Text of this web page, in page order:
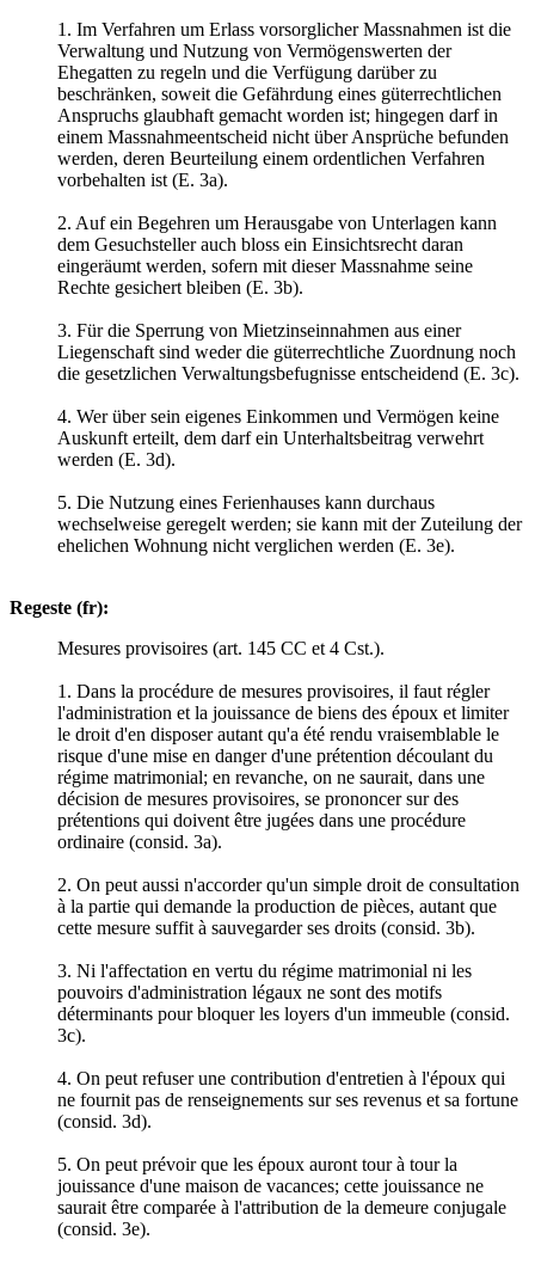
1. Im Verfahren um Erlass vorsorglicher Massnahmen ist die
Verwaltung und Nutzung von Vermögenswerten der
Ehegatten zu regeln und die Verfügung darüber zu
beschränken, soweit die Gefährdung eines güterrechtlichen
Anspruchs glaubhaft gemacht worden ist; hingegen darf in
einem Massnahmeentscheid nicht über Ansprüche befunden
werden, deren Beurteilung einem ordentlichen Verfahren
vorbehalten ist (E. 3a).
2. Auf ein Begehren um Herausgabe von Unterlagen kann
dem Gesuchsteller auch bloss ein Einsichtsrecht daran
eingeräumt werden, sofern mit dieser Massnahme seine
Rechte gesichert bleiben (E. 3b).
3. Für die Sperrung von Mietzinseinnahmen aus einer
Liegenschaft sind weder die güterrechtliche Zuordnung noch
die gesetzlichen Verwaltungsbefugnisse entscheidend (E. 3c).
4. Wer über sein eigenes Einkommen und Vermögen keine
Auskunft erteilt, dem darf ein Unterhaltsbeitrag verwehrt
werden (E. 3d).
5. Die Nutzung eines Ferienhauses kann durchaus
wechselweise geregelt werden; sie kann mit der Zuteilung der
ehelichen Wohnung nicht verglichen werden (E. 3e).
Regeste (fr):
Mesures provisoires (art. 145 CC et 4 Cst.).
1. Dans la procédure de mesures provisoires, il faut régler
l'administration et la jouissance de biens des époux et limiter
le droit d'en disposer autant qu'a été rendu vraisemblable le
risque d'une mise en danger d'une prétention découlant du
régime matrimonial; en revanche, on ne saurait, dans une
décision de mesures provisoires, se prononcer sur des
prétentions qui doivent être jugées dans une procédure
ordinaire (consid. 3a).
2. On peut aussi n'accorder qu'un simple droit de consultation
à la partie qui demande la production de pièces, autant que
cette mesure suffit à sauvegarder ses droits (consid. 3b).
3. Ni l'affectation en vertu du régime matrimonial ni les
pouvoirs d'administration légaux ne sont des motifs
déterminants pour bloquer les loyers d'un immeuble (consid.
3c).
4. On peut refuser une contribution d'entretien à l'époux qui
ne fournit pas de renseignements sur ses revenus et sa fortune
(consid. 3d).
5. On peut prévoir que les époux auront tour à tour la
jouissance d'une maison de vacances; cette jouissance ne
saurait être comparée à l'attribution de la demeure conjugale
(consid. 3e).